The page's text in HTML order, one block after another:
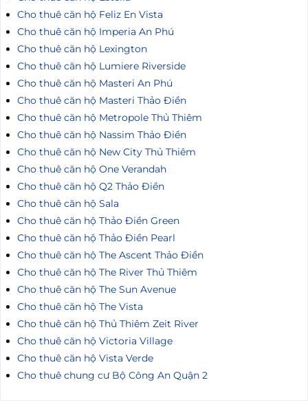
Cho thuê căn hộ Feliz En Vista
Cho thuê căn hộ Imperia An Phú
Cho thuê căn hộ Lexington
Cho thuê căn hộ Lumiere Riverside
Cho thuê căn hộ Masteri An Phú
Cho thuê căn hộ Masteri Thảo Điền
Cho thuê căn hộ Metropole Thủ Thiêm
Cho thuê căn hộ Nassim Thảo Điền
Cho thuê căn hộ New City Thủ Thiêm
Cho thuê căn hộ One Verandah
Cho thuê căn hộ Q2 Thảo Điền
Cho thuê căn hộ Sala
Cho thuê căn hộ Thảo Điền Green
Cho thuê căn hộ Thảo Điền Pearl
Cho thuê căn hộ The Ascent Thảo Điền
Cho thuê căn hộ The River Thủ Thiêm
Cho thuê căn hộ The Sun Avenue
Cho thuê căn hộ The Vista
Cho thuê căn hộ Thủ Thiêm Zeit River
Cho thuê căn hộ Victoria Village
Cho thuê căn hộ Vista Verde
Cho thuê chung cư Bộ Công An Quận 2